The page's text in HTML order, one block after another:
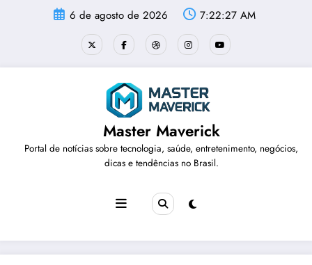
6 de agosto de 2026 7:22:28 AM
Master Maverick
Portal de notícias sobre tecnologia, saúde, entretenimento, negócios,
dicas e tendências no Brasil.